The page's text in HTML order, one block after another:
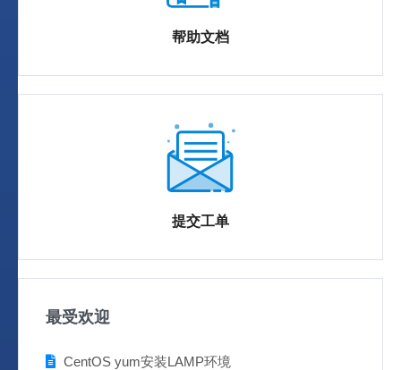
帮助文档
提交工单
最受欢迎
CentOS yum安装LAMP环境